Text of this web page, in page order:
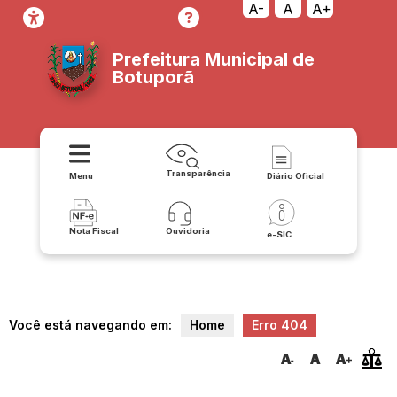
transparencia/contratos/acessoainformacao/
A- A A+
Prefeitura Municipal de
Botuporã
Menu Transparência Diário Oficial
Nota Fiscal Ouvidoria e-SIC
Você está navegando em: Home Erro 404